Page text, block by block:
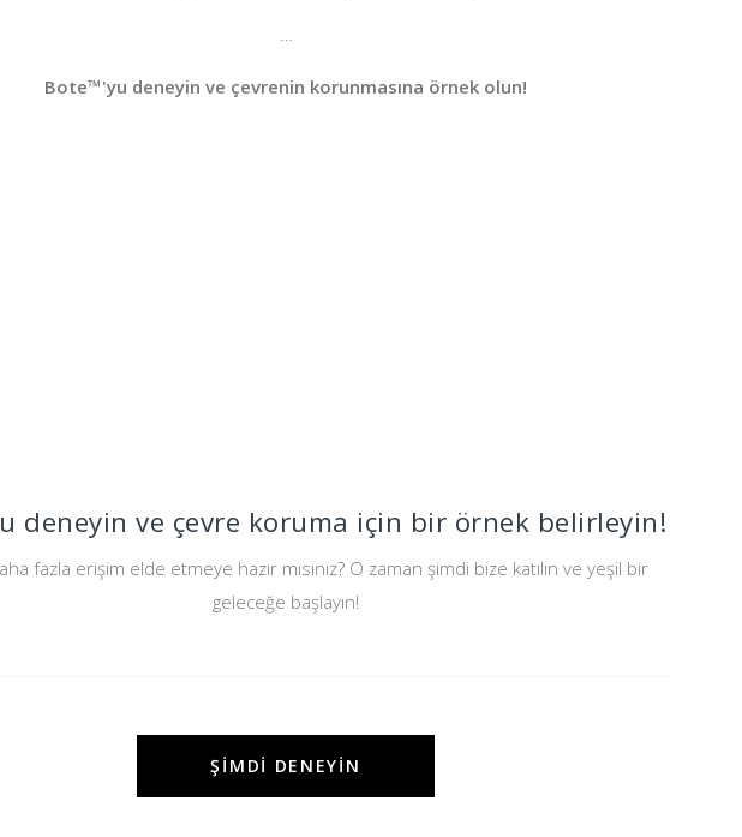
…
Bote™'yu deneyin ve çevrenin korunmasına örnek olun!
deneyin ve çevre koruma için bir örnek belirleyin!
fazla erişim elde etmeye hazır mısınız? O zaman şimdi bize katılın ve yeşil bir
geleceğe başlayın!
ŞIMDI DENEYIN